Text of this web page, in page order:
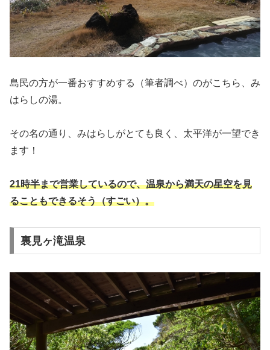
島民の方が一番おすすめする（筆者調べ）のがこちら、み
はらしの湯。
その名の通り、みはらしがとても良く、太平洋が一望でき
ます！
21時半まで営業しているので、温泉から満天の星空を見
ることもできるそう（すごい）。
裏見ヶ滝温泉